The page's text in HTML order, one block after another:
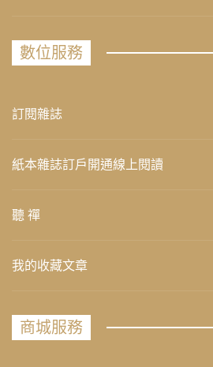
數位服務
訂閱雜誌
紙本雜誌訂戶開通線上閱讀
聽 禪
我的收藏文章
商城服務